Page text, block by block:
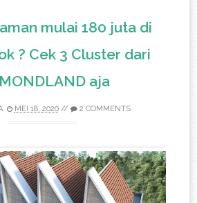
mulai 180 juta di
? Cek 3 Cluster dari
aja
MEI 18, 2020// 2 COMMENTS